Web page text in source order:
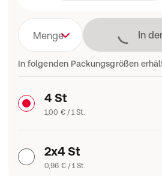
Menge Lädt
In
In folgenden Packungsgrößen
4 St
1,00 € / 1 St.
2x4 St
0,96 € / 1 St.